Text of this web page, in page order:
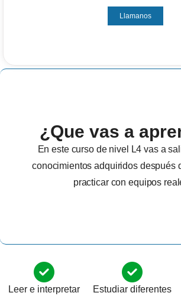
Llamanos
¿Que vas a
En este curso de nivel L4 vas a
conocimientos adquiridos después
practicar con equipos
Leer e interpretar
Estudiar diferentes